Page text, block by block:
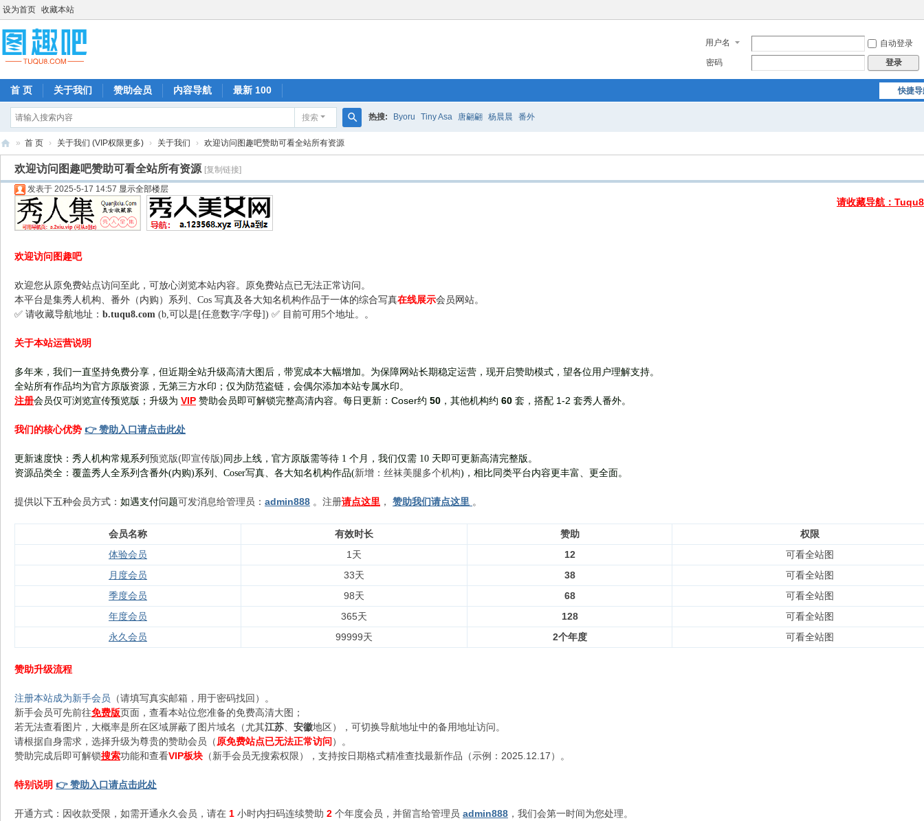
设为首页 收藏本站
用户名
自动登录
密码
登录
快捷
首 页 关于我们 赞助会员 内容导航 最新 100
搜索
索
热搜: Byoru Tiny Asa 唐翩翩 杨晨晨 番外
趣
» 首 页 › 关于我们 (VIP权限更多) › 关于我们 › 欢迎访问图趣吧赞助可看全站所有资源
欢迎访问图趣吧赞助可看全站所有资源 [复制链接]
发表于 2025-5-17 14:57 显示全部楼层
请收藏导航：
欢迎访问图趣吧
欢迎您从原免费站点访问至此，可放心浏览本站内容。原免费站点已无法正常访问。
本平台是集秀人机构、番外（内购）系列、Cos 写真及各大知名机构作品于一体的综合写真在线展示会员网站。
✅ 请收藏导航地址： b.tuqu8.com (b,可以是[任意数字/字母]) ✅ 目前可用5个地址。。
关于本站运营说明
多年来，我们一直坚持免费分享，但近期全站升级高清大图后，带宽成本大幅增加。为保障网站长期稳定运营，现开启赞助模式，望各位用户理解支持。
全站所有作品均为官方原版资源，无第三方水印；仅为防范盗链，会偶尔添加本站专属水印。
注册会员仅可浏览宣传预览版 ； 升级为 VIP 赞助会员即可解锁完整高清内容。每日更新： Coser约 50 ，其他机构约 60 套， 搭配 1-2 套秀人番外。
我们的核心优势 👉 赞助入口请点击此处
更新速度快：秀人机构常规系列 预览版(即宣传版) 同步上线，官方原版需等待 1 个月，我们仅需 10 天即可更新高清完整版。
资源品类全：覆盖秀人全系列含番外(内购)系列、Coser写真、各大知名机构作品(新增：丝袜美腿多个机构)，相比同类平台内容更丰富、更全面。
提供以下五种会员方式： 如遇支付问题可发消息给管理员： admin888 。注册请点这里 ， 赞助我们请点这里 。
会员名称 有效时长 赞助
权限
体验会员
1天 12
可看全站图
月度会员
33天 38
可看全站图
季度会员
98天 68
可看全站图
年度会员
365天 128
可看全站图
永久会员
99999天 2个年度 可看全站图
赞助升级流程
注册本站成为新手会员 （请填写真实邮箱，用于密码找回）。
新手会员可先前往免费版页面，查看本站位您准备的免费高清大图；
若无法查看图片，大概率是所在区域屏蔽了图片域名（尤其江苏 安徽地区），可切换导航地址中的备用地址访问。
请根据自身需求，选择升级为尊贵的赞助会员（原免费站点已无法正常访问 ）。
赞助完成后即可解锁搜索功能和查看VIP板块 （新手会员无搜索权限），支持按日期格式精准查找最新作品（示例：2025.12.17）。
特别说明 👉 赞助入口请点击此处
开通方式：因收款受限，如需开通永久会员，请在 1 小时内扫码连续赞助 2 个年度会员，并留言给管理员 admin888 ，我们会第一时间为您处理。